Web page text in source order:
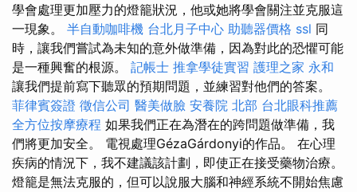
學會處理更加壓力的燈籠狀況，他或她將學會關注並克服這
一現象。 半自動咖啡機 台北月子中心 助聽器價格 ssl 同
時，讓我們嘗試為未知的意外做準備，因為對此的恐懼可能
是一種興奮的根源。 記帳士 推拿學徒實習 護理之家 永和
讓我們提前寫下聽眾的預期問題，並練習對他們的答案。
菲律賓簽證 徵信公司 醫美做臉 安養院 北部 台北眼科推薦
全方位按摩療程 如果我們正在為潛在的跨問題做準備，我
們將更加安全。 電視處理GézaGárdonyi的作品。 在心理
疾病的情況下，我不建議該計劃，即使正在接受藥物治療。
燈籠是無法克服的，但可以說服大腦和神經系統不開始焦慮